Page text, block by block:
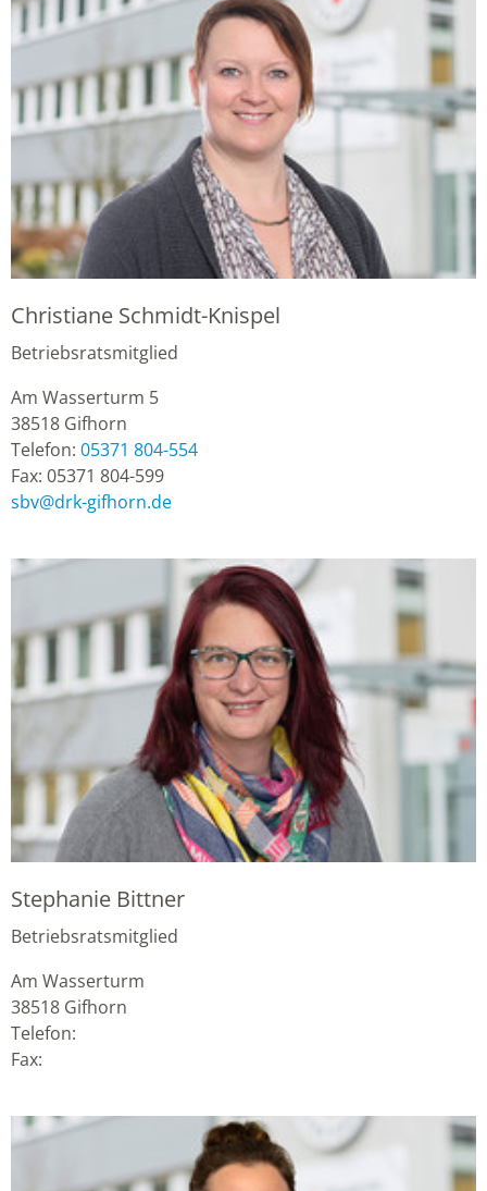
Christiane Schmidt-Knispel
Betriebsratsmitglied
Am Wasserturm 5
38518 Gifhorn
Telefon: 05371 804-554
Fax: 05371 804-599
sbv@drk-gifhorn.de
Stephanie Bittner
Betriebsratsmitglied
Am Wasserturm
38518 Gifhorn
Telefon:
Fax: